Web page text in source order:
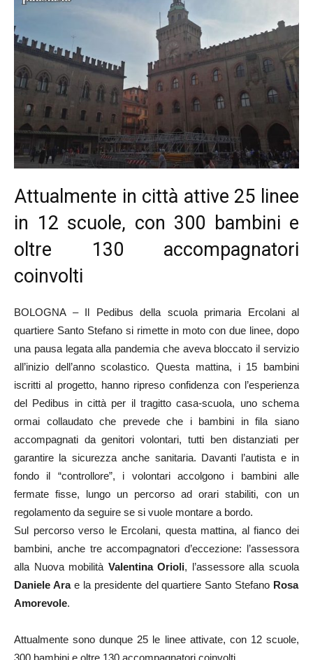
Attualmente in città attive 25 linee
in 12 scuole, con 300 bambini e
oltre 130 accompagnatori
coinvolti
BOLOGNA – Il Pedibus della scuola primaria Ercolani al
quartiere Santo Stefano si rimette in moto con due linee, dopo
una pausa legata alla pandemia che aveva bloccato il servizio
all’inizio dell’anno scolastico. Questa mattina, i 15 bambini
iscritti al progetto, hanno ripreso confidenza con l’esperienza
del Pedibus in città per il tragitto casa-scuola, uno schema
ormai collaudato che prevede che i bambini in fila siano
accompagnati da genitori volontari, tutti ben distanziati per
garantire la sicurezza anche sanitaria. Davanti l’autista e in
fondo il “controllore”, i volontari accolgono i bambini alle
fermate fisse, lungo un percorso ad orari stabiliti, con un
regolamento da seguire se si vuole montare a bordo.
Sul percorso verso le Ercolani, questa mattina, al fianco dei
bambini, anche tre accompagnatori d’eccezione: l’assessora
alla Nuova mobilità Valentina Orioli, l’assessore alla scuola
Daniele Arae la presidente del quartiere Santo Stefano Rosa
Amorevole.
Attualmente sono dunque 25 le linee attivate, con 12 scuole,
300 bambini e oltre 130 accompagnatori coinvolti.